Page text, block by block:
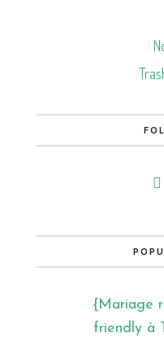
{Mariage
friendly à